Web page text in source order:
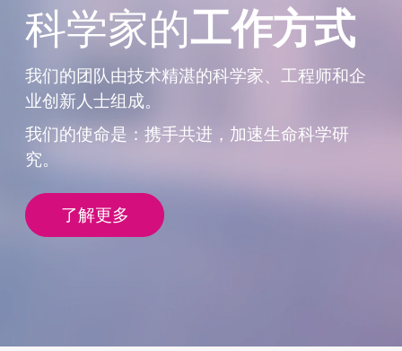
科学家的工作方式
我们的团队由技术精湛的科学家、工程师和企
业创新人士组成。
我们的使命是：携手共进，加速生命科学研
究。
了解更多